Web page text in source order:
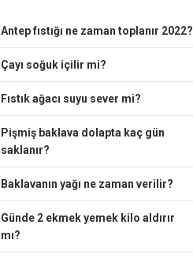
Antep fıstığı ne zaman toplanır 2022?
Çayı soğuk içilir mi?
Fıstık ağacı suyu sever mi?
Pişmiş baklava dolapta kaç gün
saklanır?
Baklavanın yağı ne zaman verilir?
Günde 2 ekmek yemek kilo aldırır
mı?